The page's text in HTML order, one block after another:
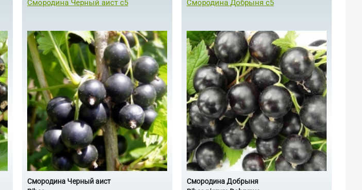
Смородина Черный аист с5
Смородина Черный аист
Смородина Добрыня с5
Смородина Добрыня